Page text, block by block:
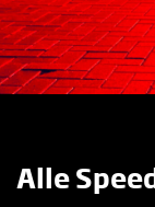
Alle